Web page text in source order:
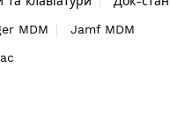
MDM
Jamf MDM